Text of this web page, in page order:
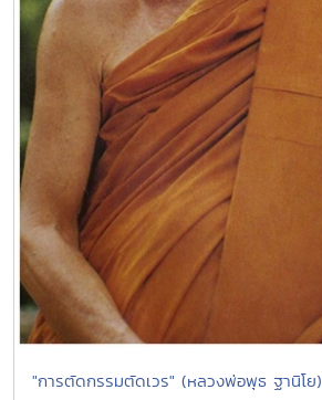
"การตัดกรรมตัดเวร" (หลวงพ่อพุธ ฐานิโย)